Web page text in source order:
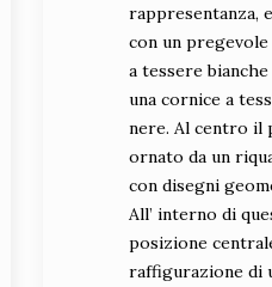
rappresentanza,
con un
a tessere
una cornice a
nere. Al centro il
ornato da un
con disegni
All’ interno di
posizione
raffigurazione di